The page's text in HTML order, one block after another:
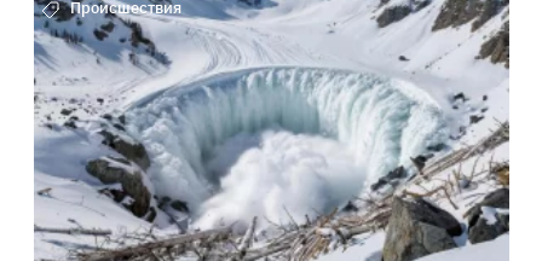
Происшествия